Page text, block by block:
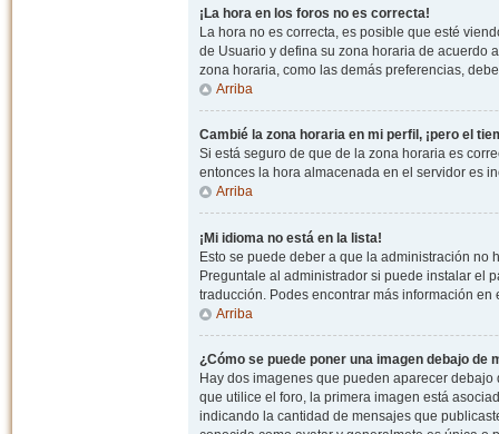
¡La hora en los foros no es correcta!
La hora no es correcta, es posible que esté
de Usuario y defina su zona horaria de acuerdo
zona horaria, como las demás preferencias,
Arriba
Cambié la zona horaria en mi perfil, ¡pero el
Si está seguro de que de la zona horaria es
entonces la hora almacenada en el servidor es
Arriba
¡Mi idioma no está en la lista!
Esto se puede deber a que la administración no
Preguntale al administrador si puede instalar el
traducción. Podes encontrar más información
Arriba
¿Cómo se puede poner una imagen debajo de
Hay dos imagenes que pueden aparecer
que utilice el foro, la primera imagen está
indicando la cantidad de mensajes que